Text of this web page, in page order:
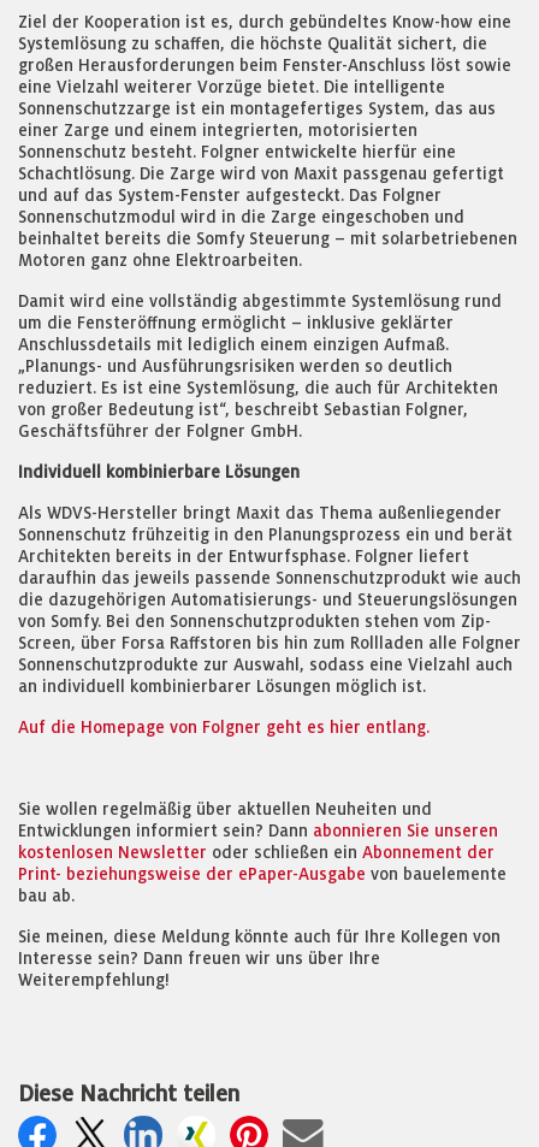
Ziel der Kooperation ist es, durch gebündeltes Know-how eine
Systemlösung zu schaffen, die höchste Qualität sichert, die
großen Herausforderungen beim Fenster-Anschluss löst sowie
eine Vielzahl weiterer Vorzüge bietet. Die intelligente
Sonnenschutzzarge ist ein montagefertiges System, das aus
einer Zarge und einem integrierten, motorisierten
Sonnenschutz besteht. Folgner entwickelte hierfür eine
Schachtlösung. Die Zarge wird von Maxit passgenau gefertigt
und auf das System-Fenster aufgesteckt. Das Folgner
Sonnenschutzmodul wird in die Zarge eingeschoben und
beinhaltet bereits die Somfy Steuerung – mit solarbetriebenen
Motoren ganz ohne Elektroarbeiten.
Damit wird eine vollständig abgestimmte Systemlösung rund
um die Fensteröffnung ermöglicht – inklusive geklärter
Anschlussdetails mit lediglich einem einzigen Aufmaß.
„Planungs- und Ausführungsrisiken werden so deutlich
reduziert. Es ist eine Systemlösung, die auch für Architekten
von großer Bedeutung ist“, beschreibt Sebastian Folgner,
Geschäftsführer der Folgner GmbH.
Individuell kombinierbare Lösungen
Als WDVS-Hersteller bringt Maxit das Thema außenliegender
Sonnenschutz frühzeitig in den Planungsprozess ein und berät
Architekten bereits in der Entwurfsphase. Folgner liefert
daraufhin das jeweils passende Sonnenschutzprodukt wie auch
die dazugehörigen Automatisierungs- und Steuerungslösungen
von Somfy. Bei den Sonnenschutzprodukten stehen vom Zip-
Screen, über Forsa Raffstoren bis hin zum Rollladen alle Folgner
Sonnenschutzprodukte zur Auswahl, sodass eine Vielzahl auch
an individuell kombinierbarer Lösungen möglich ist.
Auf die Homepage von Folgner geht es hier entlang.
Sie wollen regelmäßig über aktuellen Neuheiten und
Entwicklungen informiert sein? Dann abonnieren Sie unseren
kostenlosen Newsletter oder schließen ein Abonnement der
Print- beziehungsweise der ePaper-Ausgabe von bauelemente
bau ab.
Sie meinen, diese Meldung könnte auch für Ihre Kollegen von
Interesse sein? Dann freuen wir uns über Ihre
Weiterempfehlung!
Diese Nachricht teilen